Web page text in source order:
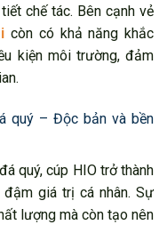
chế tác. Bên cạnh vẻ
còn có khả năng khắc
kiện môi trường, đảm
quý – Độc bản và bền
quý, cúp HIO trở thành
giá trị cá nhân. Sự
lượng mà còn tạo nên